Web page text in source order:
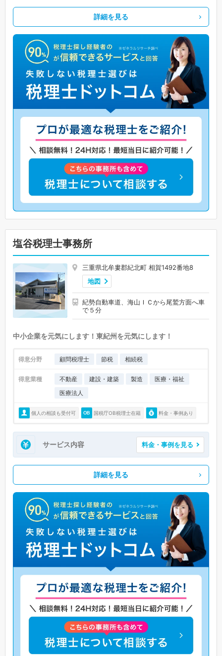
詳細を見る
塩谷税理士事務所
三重県北牟婁郡紀北町 相賀1492番地8
地図
紀勢自動車道、海山ＩＣから尾鷲方面へ車
で５分
中小企業を元気にします！東紀州を元気にします！
得意分野 顧問税理士 節税 相続税
得意業種 不動産 建設・建築 製造
医療・福祉
医療法人
個人の相談も受付可 国税庁OB税理士在籍 料金・事例あり
サービス内容 料金・事例を見る
詳細を見る